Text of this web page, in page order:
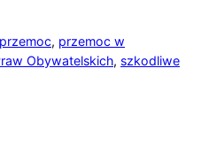
przemoc, przemoc w
Obywatelskich, szkodliwe